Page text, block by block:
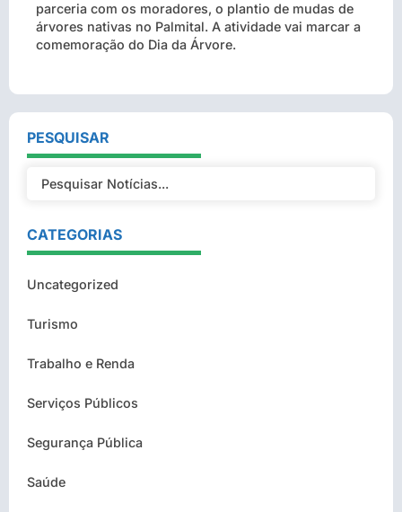
parceria com os moradores, o plantio de mudas de
árvores nativas no Palmital. A atividade vai marcar a
comemoração do Dia da Árvore.
PESQUISAR
CATEGORIAS
Uncategorized
Turismo
Trabalho e Renda
Serviços Públicos
Segurança Pública
Saúde